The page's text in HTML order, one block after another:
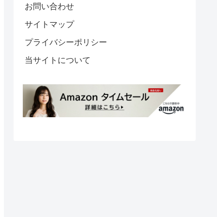
お問い合わせ
サイトマップ
プライバシーポリシー
当サイトについて